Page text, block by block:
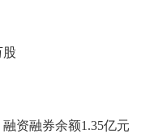
股
资融券余额1.35亿元